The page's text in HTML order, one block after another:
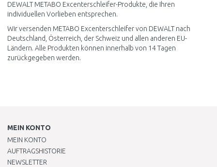
DEWALT METABO Excenterschleifer-Produkte, die Ihren
individuellen Vorlieben entsprechen.
Wir versenden METABO Excenterschleifer von DEWALT nach
Deutschland, Österreich, der Schweiz und allen anderen EU-
Ländern. Alle Produkten können innerhalb von 14 Tagen
zurückgegeben werden.
MEIN KONTO
MEIN KONTO
AUFTRAGSHISTORIE
NEWSLETTER